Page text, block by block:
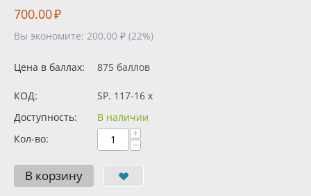
700.00₽
Вы экономите: 200.00 ₽ (22%)
Цена в баллах: 875 баллов
КОД:
SP. 117-16 x
Доступность:
В наличии
Кол-во:
+
−
В корзину